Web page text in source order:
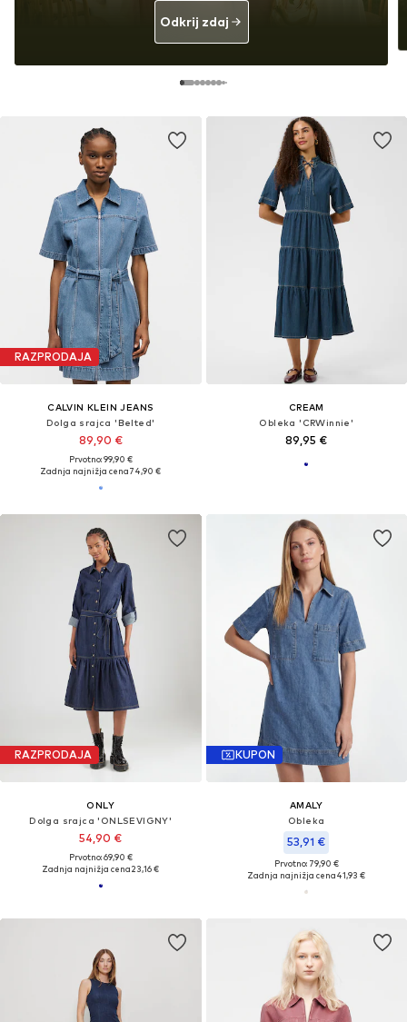
RAZPRODAJA
CALVIN KLEIN JEANS
Dolga srajca 'Belted'
89,90 €
Prvotno: 99,90 €
Zadnja najnižja cena74,90 €
CREAM
Obleka 'CRWinnie'
89,95 €
RAZPRODAJA
ONLY
Dolga srajca 'ONLSEVIGNY'
54,90 €
Prvotno: 69,90 €
Zadnja najnižja cena23,16 €
KUPON
AMALY
Obleka
53,91 €
Prvotno: 79,90 €
Zadnja najnižja cena41,93 €
Odkrij zdaj